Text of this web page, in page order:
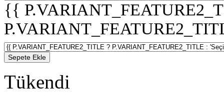
{{
Sepete Ekle
Tükendi